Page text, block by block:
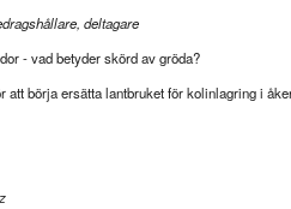
deltagare
- vad betyder skörd av gröda?
att börja ersätta lantbruket för kolinlagring i